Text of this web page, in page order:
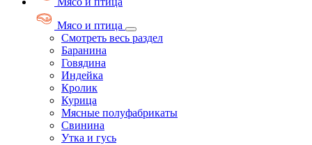
Мясо и птица
Смотреть весь раздел
Баранина
Говядина
Индейка
Кролик
Курица
Мясные полуфабрикаты
Свинина
Утка и гусь